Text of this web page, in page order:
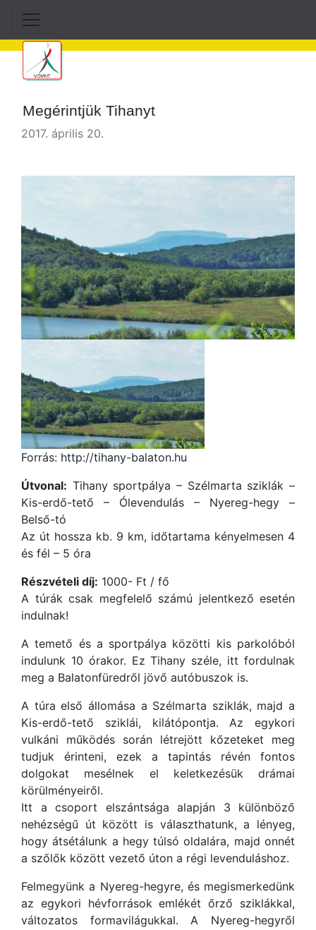
Megérintjük Tihanyt
2017. április 20.
Forrás: http://tihany-balaton.hu
Útvonal: Tihany sportpálya – Szélmarta sziklák –
Kis-erdő-tető – Ólevendulás – Nyereg-hegy –
Belső-tó
Az út hossza kb. 9 km, időtartama kényelmesen 4
és fél – 5 óra
Részvételi díj: 1000- Ft / fő
A túrák csak megfelelő számú jelentkező esetén
indulnak!
A temető és a sportpálya közötti kis parkolóból
indulunk 10 órakor. Ez Tihany széle, itt fordulnak
meg a Balatonfüredről jövő autóbuszok is.
A túra első állomása a Szélmarta sziklák, majd a
Kis-erdő-tető sziklái, kilátópontja. Az egykori
vulkáni működés során létrejött kőzeteket meg
tudjuk érinteni, ezek a tapintás révén fontos
dolgokat mesélnek el keletkezésük drámai
körülményeiről.
Itt a csoport elszántsága alapján 3 különböző
nehézségű út között is választhatunk, a lényeg,
hogy átsétálunk a hegy túlsó oldalára, majd onnét
a szőlők között vezető úton a régi levenduláshoz.
Felmegyünk a Nyereg-hegyre, és megismerkedünk
az egykori hévforrások emlékét őrző sziklákkal,
változatos formavilágukkal. A Nyereg-hegyről